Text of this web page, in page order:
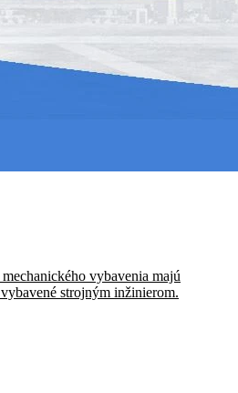
vybavenia majú
strojným inžinierom.